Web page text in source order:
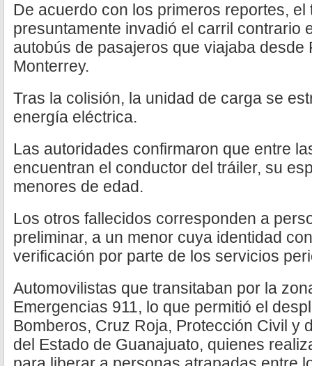
De acuerdo con los primeros reportes, el
presuntamente invadió el carril contrario
autobús de pasajeros que viajaba desde
Monterrey.
Tras la colisión, la unidad de carga se
energía eléctrica.
Las autoridades confirmaron que entre
encuentran el conductor del tráiler, su
menores de edad.
Los otros fallecidos corresponden a
preliminar, a un menor cuya identidad
verificación por parte de los servicios
Automovilistas que transitaban por la
Emergencias 911, lo que permitió el
Bomberos, Cruz Roja, Protección Civil y
del Estado de Guanajuato, quienes